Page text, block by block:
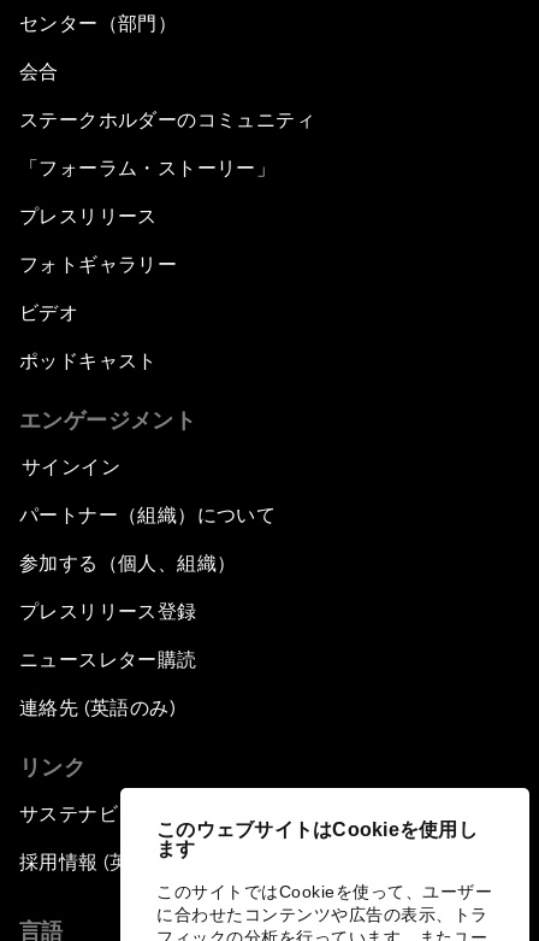
このウェブサイトはCookieを使用し
ます
このサイトではCookieを使って、ユーザー
に合わせたコンテンツや広告の表示、トラ
センター（部門）
会合
ステークホルダーのコミュニティ
「フォーラム・ストーリー」
プレスリリース
フォトギャラリー
ビデオ
ポッドキャスト
エンゲージメント
サインイン
パートナー（組織）について
参加する（個人、組織）
プレスリリース登録
ニュースレター購読
連絡先 (英語のみ)
リンク
サステナビリティへの取り組み
採用情報 (英語のみ)
言語